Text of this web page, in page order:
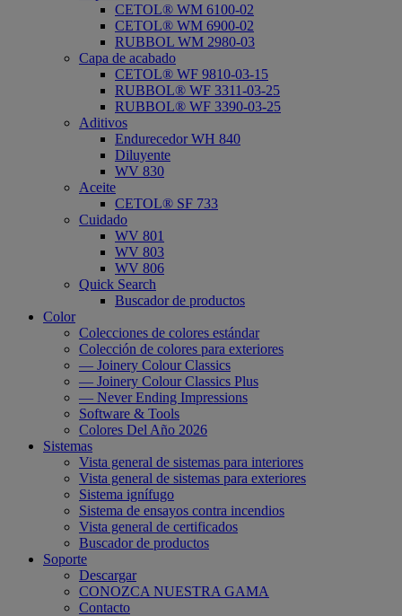
CETOL® WM 6100-02
CETOL® WM 6900-02
RUBBOL WM 2980-03
Capa de acabado
CETOL® WF 9810-03-15
RUBBOL® WF 3311-03-25
RUBBOL® WF 3390-03-25
Aditivos
Endurecedor WH 840
Diluyente
WV 830
Aceite
CETOL® SF 733
Cuidado
WV 801
WV 803
WV 806
Quick Search
Buscador de productos
Color
Colecciones de colores estándar
Colección de colores para exteriores
— Joinery Colour Classics
— Joinery Colour Classics Plus
— Never Ending Impressions
Software & Tools
Colores Del Año 2026
Sistemas
Vista general de sistemas para interiores
Vista general de sistemas para exteriores
Sistema ignífugo
Sistema de ensayos contra incendios
Vista general de certificados
Buscador de productos
Soporte
Descargar
CONOZCA NUESTRA GAMA
Contacto